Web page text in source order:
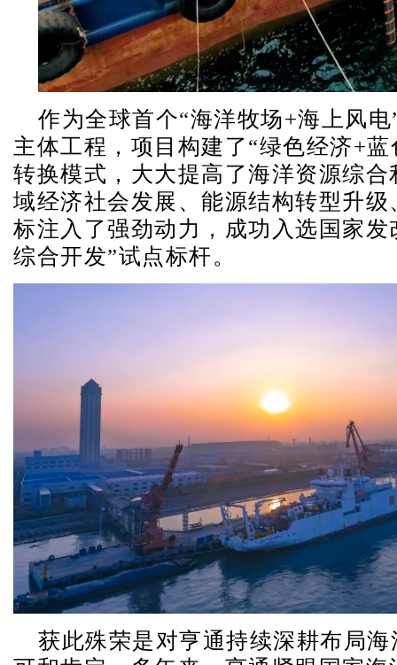
作为全球首个“海洋牧场+海上风
主体工程，项目构建了“绿色经济+
转换模式，大大提高了海洋资源综
域经济社会发展、能源结构转型升级
标注入了强劲动力，成功入选国家发
综合开发”试点标杆。
获此殊荣是对亨通持续深耕布局